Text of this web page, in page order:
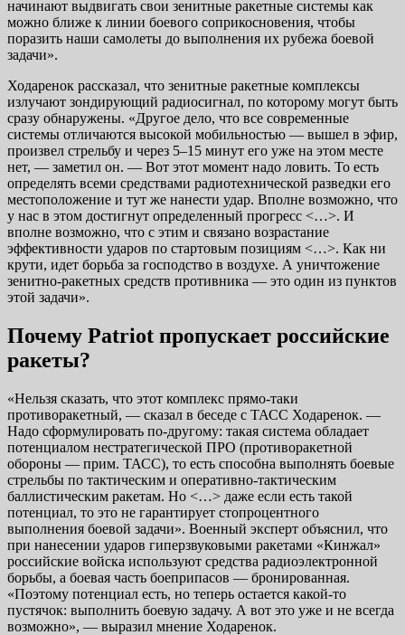
начинают выдвигать свои зенитные ракетные системы как
можно ближе к линии боевого соприкосновения, чтобы
поразить наши самолеты до выполнения их рубежа боевой
задачи».
Ходаренок рассказал, что зенитные ракетные комплексы
излучают зондирующий радиосигнал, по которому могут быть
сразу обнаружены. «Другое дело, что все современные
системы отличаются высокой мобильностью — вышел в эфир,
произвел стрельбу и через 5–15 минут его уже на этом месте
нет, — заметил он. — Вот этот момент надо ловить. То есть
определять всеми средствами радиотехнической разведки его
местоположение и тут же нанести удар. Вполне возможно, что
у нас в этом достигнут определенный прогресс <…>. И
вполне возможно, что с этим и связано возрастание
эффективности ударов по стартовым позициям <…>. Как ни
крути, идет борьба за господство в воздухе. А уничтожение
зенитно-ракетных средств противника — это один из пунктов
этой задачи».
Почему Patriot пропускает российские
ракеты?
«Нельзя сказать, что этот комплекс прямо-таки
противоракетный, — сказал в беседе с ТАСС Ходаренок. —
Надо сформулировать по-другому: такая система обладает
потенциалом нестратегической ПРО (противоракетной
обороны — прим. ТАСС), то есть способна выполнять боевые
стрельбы по тактическим и оперативно-тактическим
баллистическим ракетам. Но <…> даже если есть такой
потенциал, то это не гарантирует стопроцентного
выполнения боевой задачи». Военный эксперт объяснил, что
при нанесении ударов гиперзвуковыми ракетами «Кинжал»
российские войска используют средства радиоэлектронной
борьбы, а боевая часть боеприпасов — бронированная.
«Поэтому потенциал есть, но теперь остается какой-то
пустячок: выполнить боевую задачу. А вот это уже и не всегда
возможно», — выразил мнение Ходаренок.